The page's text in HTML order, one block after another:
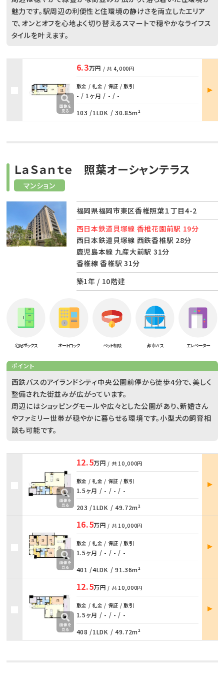
魅力です。駅周辺の利便性と住環境の静けさを両立したエリア
で、オンとオフを心地よく切り替えるスマートで穏やかなライフス
タイルを叶えます。
6.3万円 / 共 4,000円
敷金 / 礼金 / 保証 / 敷引
- / 1ヶ月 / - / -
103 /1LDK / 30.85m²
部屋
詳細
マンション
ＬａＳａｎｔｅ 照葉オーシャンテラス
福岡県福岡市東区香椎照葉１丁目4-2
西日本鉄道貝塚線 香椎花園前駅 19分
西日本鉄道貝塚線 西鉄香椎駅 28分
鹿児島本線 九産大前駅 31分
香椎線 香椎駅 31分
築1年 / 10階建
宅配ボックス オートロック ペット相談 都市ガス エレベーター
ポイント
西鉄バスのアイランドシティ中央公園前停から徒歩4分で、美しく
整備された街並みが広がっています。
周辺にはショッピングモールや広々とした公園があり、新婚さん
やファミリー世帯が穏やかに暮らせる環境です。小型犬の飼育相
談も可能です。
12.5万円 / 共 10,000円
敷金 / 礼金 / 保証 / 敷引
1.5ヶ月 / - / - / -
203 /1LDK / 49.72m²
部屋
詳細
16.5万円 / 共 10,000円
敷金 / 礼金 / 保証 / 敷引
1.5ヶ月 / - / - / -
401 /4LDK / 91.36m²
部屋
詳細
12.5万円 / 共 10,000円
敷金 / 礼金 / 保証 / 敷引
1.5ヶ月 / - / - / -
408 /1LDK / 49.72m²
部屋
詳細